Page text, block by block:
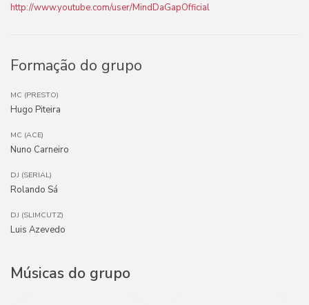
http://www.youtube.com/user/MindDaGapOfficial
Formação do grupo
MC (PRESTO)
Hugo Piteira
MC (ACE)
Nuno Carneiro
DJ (SERIAL)
Rolando Sá
DJ (SLIMCUTZ)
Luis Azevedo
Músicas do grupo